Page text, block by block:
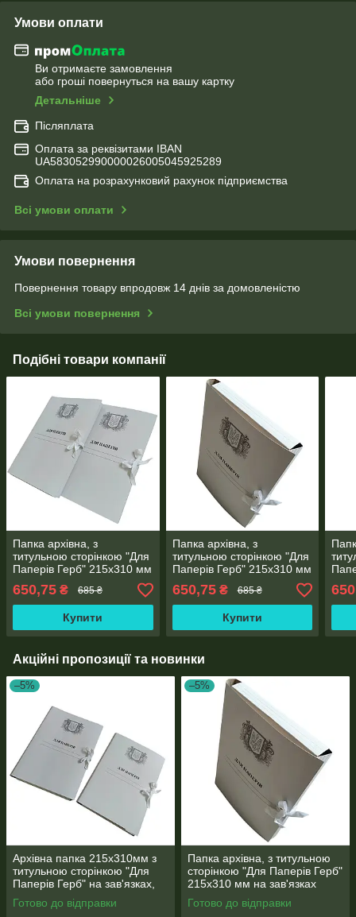
Умови оплати
Ви отримаєте замовлення
або гроші повернуться на вашу картку
Детальніше
Післяплата
Оплата за реквізитами IBAN
UA583052990000026005045925289
Оплата на розрахунковий рахунок підприємства
Всі умови оплати
Умови повернення
Повернення товару впродовж 14 днів за домовленістю
Всі умови повернення
Подібні товари компанії
Папка архівна, з
титульною сторінкою "Для
Паперів Герб" 215х310 мм
корінець 0,7-2,8 см 50 шт.
650,75 ₴ 685 ₴
Купити
Папка архівна, з
титульною сторінкою "Для
Паперів Герб" 215х310 мм
корінець 0,7-2,6 см 50 шт
650,75₴ 685 ₴
Купити
Акційні пропозиції та новинки
–5%
Архівна папка 215х310мм з
титульною сторінкою "Для
Паперів Герб" на зав'язках,
корінець 0,7-2,6 см 50 шт
Готово до відправки
–5%
Папка архівна, з титульною
сторінкою "Для Паперів Герб"
215х310 мм на зав'язках
висота корінець 0,7-2,6 см 50
шт
Готово до відправки